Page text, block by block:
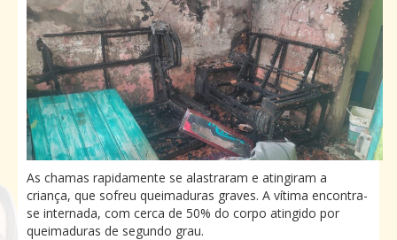
As chamas rapidamente se alastraram e atingiram a
criança, que sofreu queimaduras graves. A vítima encontra-
se internada, com cerca de 50% do corpo atingido por
queimaduras de segundo grau.